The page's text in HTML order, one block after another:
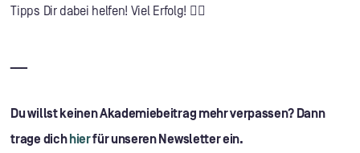
Tipps Dir dabei helfen! Viel Erfolg! 👍🏼
Du willst keinen Akademiebeitrag mehr verpassen? Dann
trage dich hierfür unseren Newsletter ein.